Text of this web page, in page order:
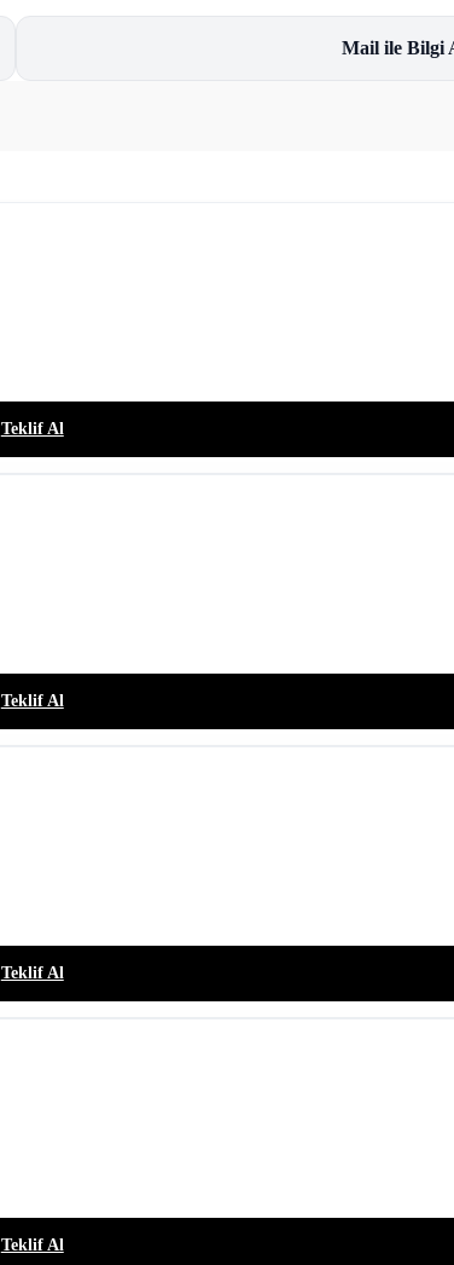
Mail ile Bilgi
Teklif Al
Teklif Al
Teklif Al
Teklif Al